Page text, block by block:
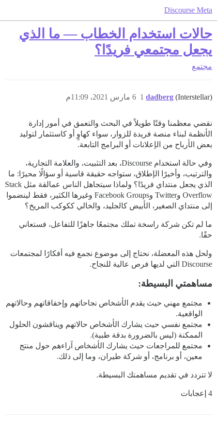
Discourse Meta
حالات استخدام الخطاب — ما الذي
يجعل مجتمعي فريدًا؟
مجتمع
dadberg (Interstellar) 6 مارس 2021، 11:09م 1
نقضي معظمنا وقتًا طويلاً في البحث والتعمق في أمور إدارة
الأنظمة لبناء منصة فريدة للزوار، سواء كهاوٍ أو كاستثمار لتوليد
بعض الأرباح من الإعلانات أو البرامج التابعة.
وفي حالة استخدام Discourse، بعد التثبيت، والعلامة التجارية،
والترتيب، وأخيرًا الإطلاق، ستواجه حقيقة قاسية أو سؤالًا محيرًا: ما
الذي يجعل منتداي فريدًا؟ ولماذا سيتجاهل الناس عمالقة مثل Stack
Overflow وTwitter وFacebook Groups وغيرها الكثير، فقط لينضموا
إلى منتداي الصغير، الأبيض كالجليد، والخالي ككوكب المريخ؟
ما لم تكن شركة راسخة تملك مجتمعًا جاهزًا للتفاعل، فستعاني
حقًا.
ولحل هذه المعضلة، نحتاج إلى موضوع نجمع فيه أفكارًا لمجتمعات
Discourse التي لديها فرص عالية للنجاح.
مساهمتي البسيطة:
مجتمع مهني حيث يقدم الأشخاص نجاحاتهم وإخفاقاتهم وحالاتهم
الواقعية.
مجتمع نفسي حيث يشارك الأشخاص حالاتهم ويناقشون الحلول
الممكنة (ليس بالضرورة بدقة طبية).
مجتمع للمراجعات حيث يشارك الأشخاص آراءهم حول منتج
معين، أو برنامج، أو شركة طيران، وما إلى ذلك.
لا تتردد في تقديم مساهمتك البسيطة.
4 إعجابات